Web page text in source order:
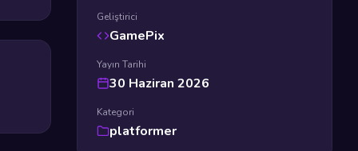
Geliştirici
GamePix
Yayın Tarihi
30 Haziran 2026
Kategori
platformer